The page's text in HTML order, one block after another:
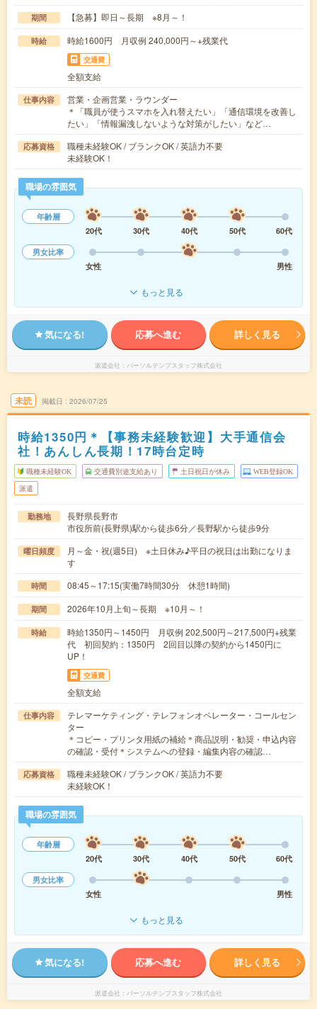
期間 【急募】即日～長期 ※8月～！
時給 時給1600円 月収例 240,000円～+残業代
交通費
全額支給
仕事内容
営業・企画営業・ラウンダー
＊「職員が使うスマホを入れ替えたい」「通信環境を改善し
たい」「情報漏洩しないような対策がしたい」など…
応募資格
職種未経験OK / ブランクOK / 英語力不要
未経験OK！
職場の雰囲気
年齢層
20代
30代 40代 50代
60代
男女比率
女性
男性
もっと見る
気になる! 応募へ進む 詳しく見る
派遣会社 パーソルテンプスタッフ株式会社
未読 掲載日 2026/07/25
時給1350円＊【事務未経験歓迎】大手通信会
社！あんしん長期！17時台定時
職種未経験OK 交通費別途支給あり 土日祝日が休み WEB登録OK
派遣
勤務地
長野県長野市
市役所前(長野県)駅から徒歩6分／長野駅から徒歩9分
曜日頻度
月～金・祝(週5日) ※土日休み♪平日の祝日は出勤になりま
す
時間 08:45～17:15(実働7時間30分 休憩1時間)
期間 2026年10月上旬～長期 ※10月～！
時給
時給1350円～1450円 月収例 202,500円～217,500円+残業
代 初回契約：1350円 2回目以降の契約から1450円に
UP！
交通費
全額支給
仕事内容
テレマーケティング・テレフォンオペレーター・コールセン
ター
＊コピー・プリンタ用紙の補給＊商品説明・勧奨・申込内容
の確認・受付＊システムへの登録・編集内容の確認…
応募資格
職種未経験OK / ブランクOK / 英語力不要
未経験OK！
職場の雰囲気
年齢層
20代
30代 40代 50代
60代
男女比率
女性
男性
もっと見る
気になる! 応募へ進む 詳しく見る
派遣会社 パーソルテンプスタッフ株式会社